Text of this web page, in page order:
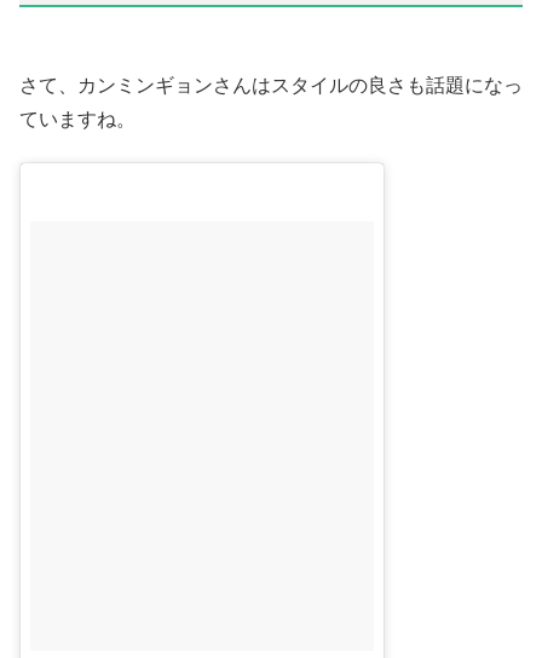
さて、カンミンギョンさんはスタイルの良さも話題になっ
ていますね。